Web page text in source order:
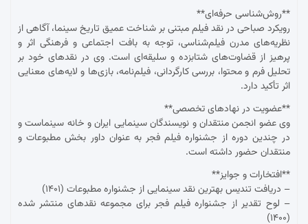
**روش‌شناسی حرفه‌ای**
رویکرد صباحی در نقد فیلم مبتنی بر شناخت عمیق تاریخ سینما، آگاهی از
نظریه‌های مدرن فیلم‌شناسی، توجه به بافت اجتماعی و فرهنگی اثر و
پرهیز از قضاوت‌های شتابزده و سلیقه‌ای است. وی در نقدهای خود بر
تحلیل فرم و محتوا، بررسی کارگردانی، فیلم‌نامه، بازی‌ها و لایه‌های معنایی
اثر تأکید دارد.
**عضویت در نهادهای تخصصی**
وی عضو انجمن منتقدان و نویسندگان سینمایی ایران و خانه سینماست و
در چندین دوره از جشنواره فیلم فجر به عنوان داور بخش مطبوعات و
منتقدان حضور داشته است.
**افتخارات و جوایز**
– دریافت تندیس بهترین نقد سینمایی از جشنواره مطبوعات (۱۴۰۱)
– لوح تقدیر از جشنواره فیلم فجر برای مجموعه نقدهای منتشر شده
(۱۴۰۰)